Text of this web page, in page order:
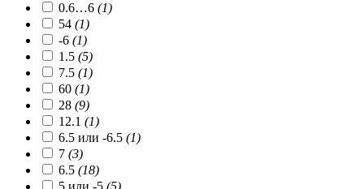
0.6…6 (1)
54 (1)
-6 (1)
1.5 (5)
7.5 (1)
60 (1)
28 (9)
12.1 (1)
6.5 или -6.5 (1)
7 (3)
6.5 (18)
5 или -5 (5)